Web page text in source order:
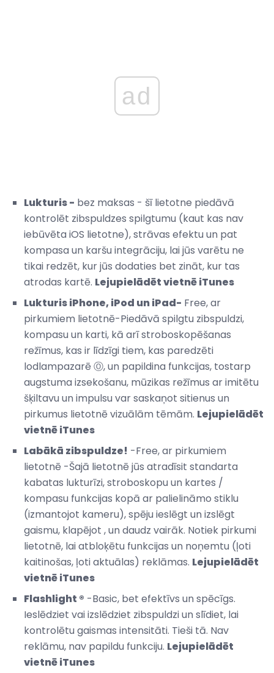
ad
Lukturis - bez maksas - šī lietotne piedāvā
kontrolēt zibspuldzes spilgtumu (kaut kas nav
iebūvēta iOS lietotne), strāvas efektu un pat
kompasa un karšu integrāciju, lai jūs varētu ne
tikai redzēt, kur jūs dodaties bet zināt, kur tas
atrodas kartē. Lejupielādēt vietnē iTunes
Lukturis iPhone, iPod un iPad- Free, ar
pirkumiem lietotnē-Piedāvā spilgtu zibspuldzi,
kompasu un karti, kā arī stroboskopēšanas
režīmus, kas ir līdzīgi tiem, kas paredzēti
lodlampazarē Ⓞ, un papildina funkcijas, tostarp
augstuma izsekošanu, mūzikas režīmus ar imitētu
šķiltavu un impulsu var saskaņot sitienus un
pirkumus lietotnē vizuālām tēmām. Lejupielādēt
vietnē iTunes
Labākā zibspuldze! -Free, ar pirkumiem
lietotnē -Šajā lietotnē jūs atradīsit standarta
kabatas lukturīzi, stroboskopu un kartes /
kompasu funkcijas kopā ar palielināmo stiklu
(izmantojot kameru), spēju ieslēgt un izslēgt
gaismu, klapējot , un daudz vairāk. Notiek pirkumi
lietotnē, lai atbloķētu funkcijas un noņemtu (ļoti
kaitinošas, ļoti aktuālas) reklāmas. Lejupielādēt
vietnē iTunes
Flashlight ® -Basic, bet efektīvs un spēcīgs.
Ieslēdziet vai izslēdziet zibspuldzi un slīdiet, lai
kontrolētu gaismas intensitāti. Tieši tā. Nav
reklāmu, nav papildu funkciju. Lejupielādēt
vietnē iTunes